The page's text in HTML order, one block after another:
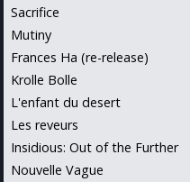
Sacrifice
Mutiny
Frances Ha (re-release)
Krolle Bolle
L'enfant du desert
Les reveurs
Insidious: Out of the Further
Nouvelle Vague